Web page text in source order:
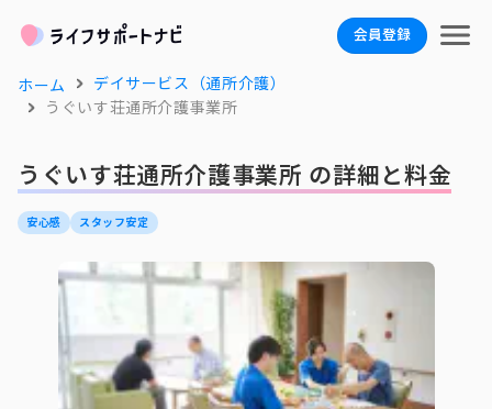
会員登録
ホーム
デイサービス（通所介護）
うぐいす荘通所介護事業所
うぐいす荘通所介護事業所 の詳細と料金
安心感 スタッフ安定